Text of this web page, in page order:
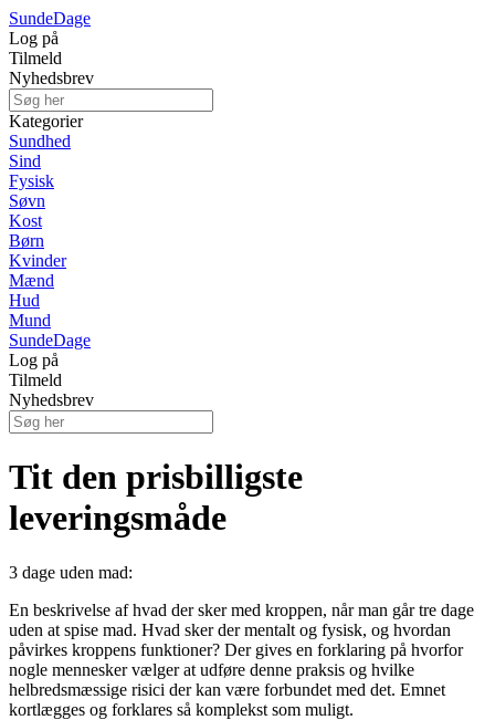
SundeDage
Log på
Tilmeld
Nyhedsbrev
Kategorier
Sundhed
Sind
Fysisk
Søvn
Kost
Børn
Kvinder
Mænd
Hud
Mund
SundeDage
Log på
Tilmeld
Nyhedsbrev
Tit den prisbilligste
leveringsmåde
3 dage uden mad:
En beskrivelse af hvad der sker med kroppen, når man går tre dage
uden at spise mad. Hvad sker der mentalt og fysisk, og hvordan
påvirkes kroppens funktioner? Der gives en forklaring på hvorfor
nogle mennesker vælger at udføre denne praksis og hvilke
helbredsmæssige risici der kan være forbundet med det. Emnet
kortlægges og forklares så komplekst som muligt.